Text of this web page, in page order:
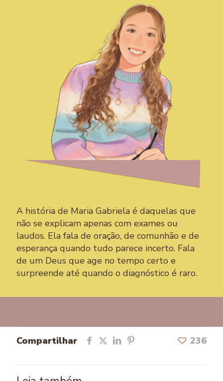
A história de Maria Gabriela é daquelas que
não se explicam apenas com exames ou
laudos. Ela fala de oração, de comunhão e de
esperança quando tudo parece incerto. Fala
de um Deus que age no tempo certo e
surpreende até quando o diagnóstico é raro.
Compartilhar 236